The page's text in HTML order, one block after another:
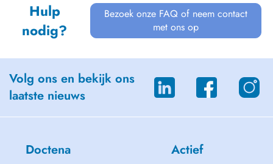
Hulp
nodig?
Bezoek onze FAQ of neem contact
met ons op
Volg ons en bekijk ons
laatste nieuws
Doctena Actief